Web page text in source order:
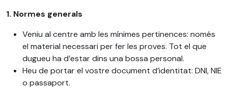
1. Normes generals
Veniu al centre amb les mínimes pertinences: només
el material necessari per fer les proves. Tot el que
dugueu ha d’estar dins una bossa personal.
Heu de portar el vostre document d’identitat: DNI, NIE
o passaport.